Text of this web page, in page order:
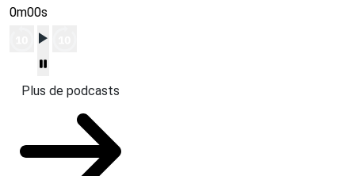
0m00s
Plus de podcasts